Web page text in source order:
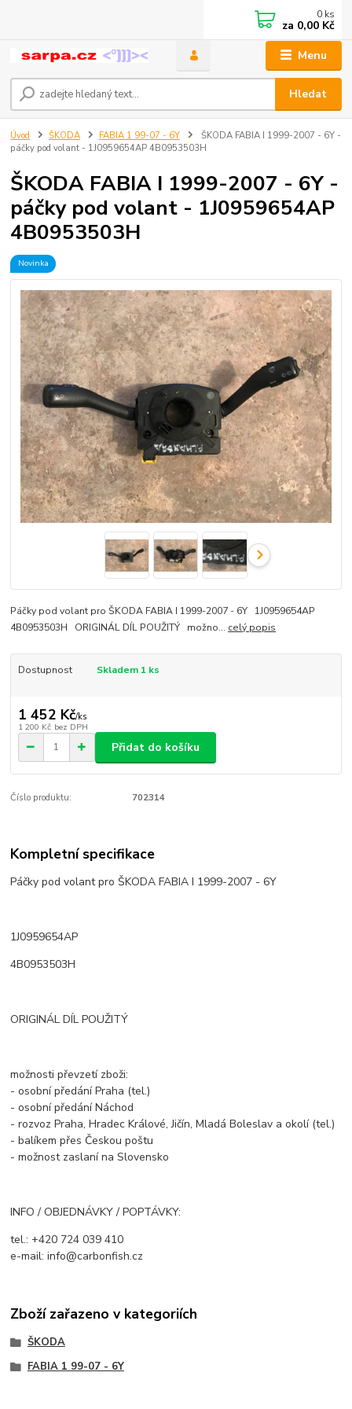
Menu
Hledat
0 ks
za 0,00 Kč
Úvod ŠKODA FABIA 1 99-07 - 6Y
ŠKODA FABIA I 1999-2007 - 6Y -
páčky pod volant - 1J0959654AP 4B0953503H
ŠKODA FABIA I 1999-2007 - 6Y -
páčky pod volant - 1J0959654AP
4B0953503H
Novinka
Páčky pod volant pro ŠKODA FABIA I 1999-2007 - 6Y 1J0959654AP
4B0953503H ORIGINÁL DÍL POUŽITÝ možno... celý popis
Dostupnost Skladem 1 ks
1 452 Kč/ks
1 200 Kč bez DPH
Přidat do košíku
Číslo produktu: 702314
Kompletní specifikace
Páčky pod volant proŠKODA FABIA I 1999-2007 - 6Y
1J0959654AP
4B0953503H
ORIGINÁL DÍL POUŽITÝ
možnosti převzetí zboži:
- osobní předání Praha (tel.)
- osobní předání Náchod
- rozvoz Praha, Hradec Králové, Jičín, Mladá Boleslav a okolí (tel.)
- balíkem přes Českou poštu
- možnost zaslaní na Slovensko
INFO / OBJEDNÁVKY / POPTÁVKY:
tel.: +420 724 039 410
e-mail: info@carbonfish.cz
Zboží zařazeno v kategoriích
ŠKODA
FABIA 1 99-07 - 6Y